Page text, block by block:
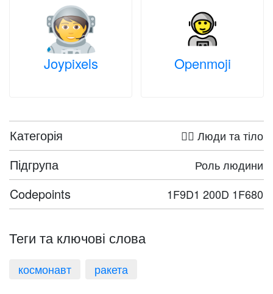
Joypixels Openmoji
Категорія 🤦‍♀️ Люди та тіло
Підгрупа Роль людини
Codepoints 1F9D1 200D 1F680
Теги та ключові слова
космонавт ракета